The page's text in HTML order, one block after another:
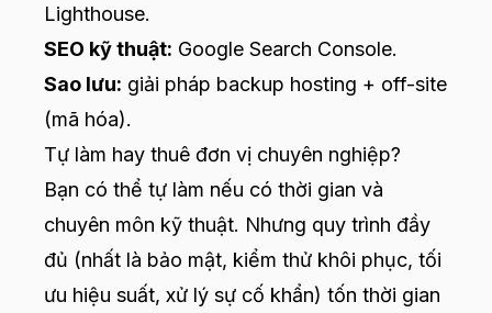
Lighthouse.
SEO kỹ thuật: Google Search Console.
Sao lưu: giải pháp backup hosting + off-site
(mã hóa).
Tự làm hay thuê đơn vị chuyên nghiệp?
Bạn có thể tự làm nếu có thời gian và
chuyên môn kỹ thuật. Nhưng quy trình đầy
đủ (nhất là bảo mật, kiểm thử khôi phục, tối
ưu hiệu suất, xử lý sự cố khẩn) tốn thời gian